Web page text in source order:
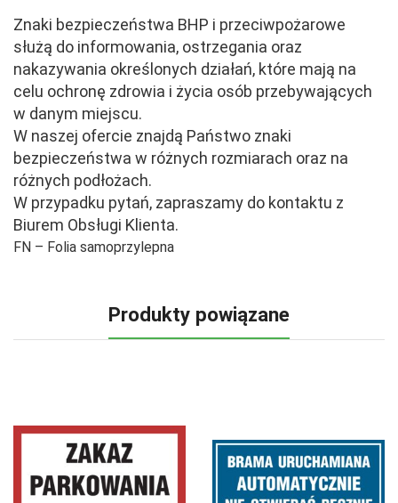
Znaki bezpieczeństwa BHP i przeciwpożarowe
służą do informowania, ostrzegania oraz
nakazywania określonych działań, które mają na
celu ochronę zdrowia i życia osób przebywających
w danym miejscu.
W naszej ofercie znajdą Państwo znaki
bezpieczeństwa w różnych rozmiarach oraz na
różnych podłożach.
W przypadku pytań, zapraszamy do kontaktu z
Biurem Obsługi Klienta.
FN – Folia samoprzylepna
Produkty powiązane